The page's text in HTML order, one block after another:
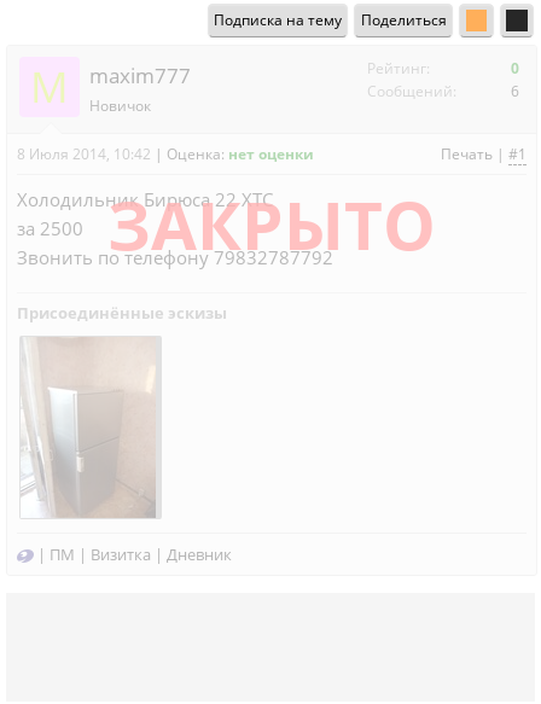
Подписка на тему Поделиться
M maxim777
Новичок
Рейтинг:
0
Сообщений:
6
Печать | #1
8 Июля 2014, 10:42 | Оценка: нет оценки
ЗАКРЫТО
Холодильник Бирюса 22 ХТС
за 2500
Звонить по телефону 79832787792
Присоединённые эскизы
| ПМ | Визитка | Дневник